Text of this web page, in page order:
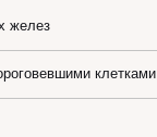
желез
клетками